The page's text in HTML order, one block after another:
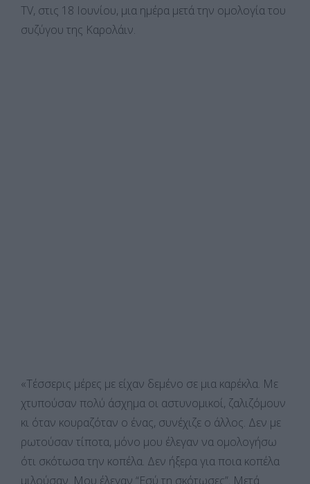
TV, στις 18 Ιουνίου, μια ημέρα μετά την ομολογία του
συζύγου της Καρολάιν.
«Τέσσερις μέρες με είχαν δεμένο σε μια καρέκλα. Με
χτυπούσαν πολύ άσχημα οι αστυνομικοί, ζαλιζόμουν
κι όταν κουραζόταν ο ένας, συνέχιζε ο άλλος. Δεν με
ρωτούσαν τίποτα, μόνο μου έλεγαν να ομολογήσω
ότι σκότωσα την κοπέλα. Δεν ήξερα για ποια κοπέλα
μιλούσαν. Μου έλεγαν “Εσύ τη σκότωσες”. Μετά